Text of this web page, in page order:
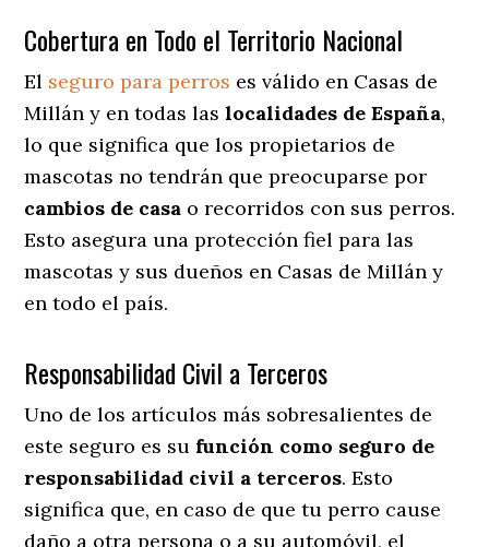
Cobertura en Todo el Territorio Nacional
El seguro para perros es válido en Casas de
Millán y en todas laslocalidades de España,
lo que significa que los propietarios de
mascotas no tendrán que preocuparse por
cambios de casa o recorridos con sus perros.
Esto asegura una protección fiel para las
mascotas y sus dueños en Casas de Millán y
en todo el país.
Responsabilidad Civil a Terceros
Uno de los artículos más sobresalientes de
este seguro es su función como seguro de
responsabilidad civil a terceros. Esto
significa que, en caso de que tu perro cause
daño a otra persona o a su automóvil, el